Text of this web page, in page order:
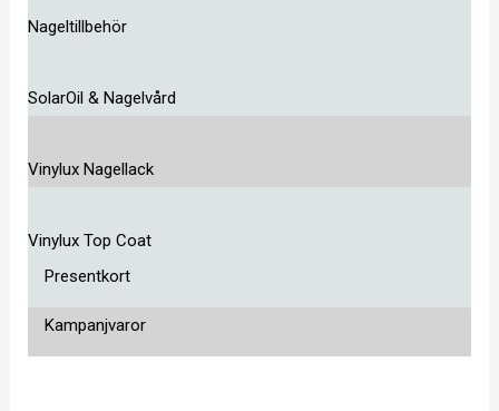
Nageltillbehör
SolarOil & Nagelvård
Vinylux Nagellack
Vinylux Top Coat
Presentkort
Kampanjvaror